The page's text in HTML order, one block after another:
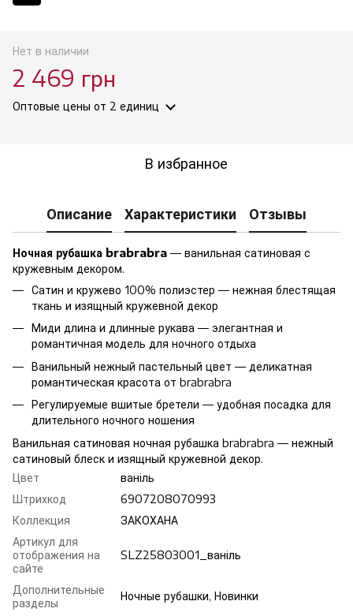
Нет в наличии
2 469 грн
Оптовые цены от 2 единиц
В избранное
Описание Характеристики Отзывы
Ночная рубашка brabrabra — ванильная сатиновая с
кружевным декором.
Сатин и кружево 100% полиэстер — нежная блестящая
ткань и изящный кружевной декор
Миди длина и длинные рукава — элегантная и
романтичная модель для ночного отдыха
Ванильный нежный пастельный цвет — деликатная
романтическая красота от brabrabra
Регулируемые вшитые бретели — удобная посадка для
длительного ночного ношения
Ванильная сатиновая ночная рубашка brabrabra — нежный
сатиновый блеск и изящный кружевной декор.
Цвет
ваніль
Штрихкод
6907208070993
Коллекция
ЗАКОХАНА
Артикул для
отображения на
сайте
SLZ25803001_ваніль
Дополнительные
разделы
Ночные рубашки, Новинки